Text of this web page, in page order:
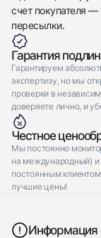
счет покупателя
пересылки.
Гарантия
Гарантируем
экспертизу, но мы
проверки в
доверяете лично, и
Честное
Мы постоянно
на международный)
постоянным
лучшие цены!
Информация